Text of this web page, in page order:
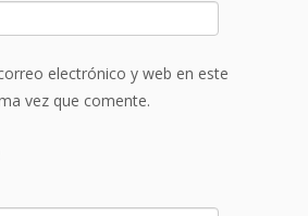
electrónico y web en este
vez que comente.